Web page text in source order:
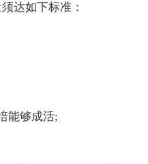
达如下标准：
能够成活;